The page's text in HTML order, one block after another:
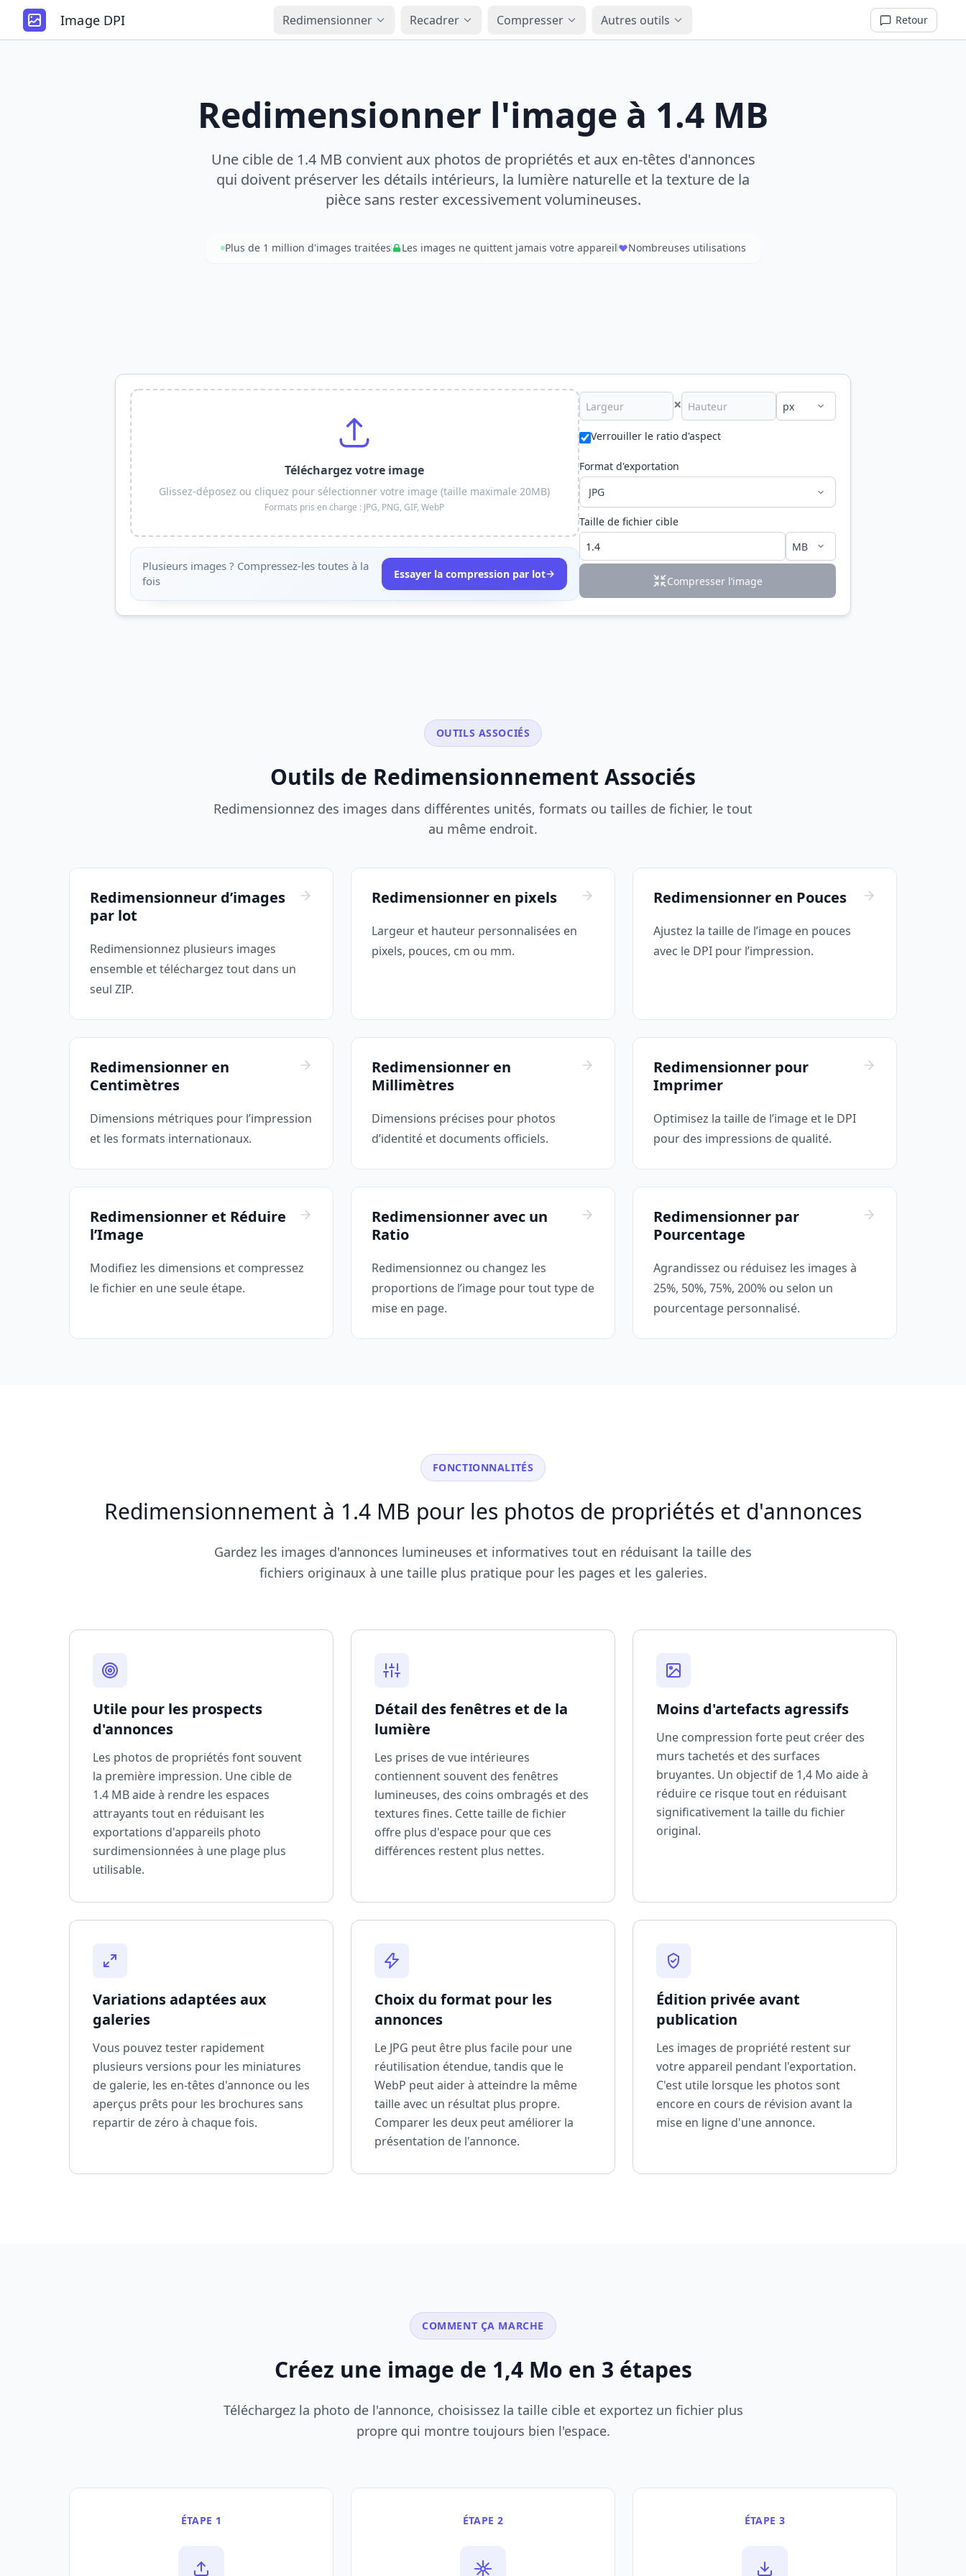
Image DPI Redimensionner Recadrer Compresser Autres outils Retour
Redimensionner l'image à 1.4 MB
Une cible de 1.4 MB convient aux photos de propriétés et aux en-têtes d'annonces
qui doivent préserver les détails intérieurs, la lumière naturelle et la texture de la
pièce sans rester excessivement volumineuses.
Plus de 1 million d'images traitées Les images ne quittent jamais votre appareil Nombreuses utilisations
Téléchargez votre image
Glissez-déposez ou cliquez pour sélectionner votre image (taille maximale 20MB)
Formats pris en charge : JPG, PNG, GIF, WebP
Plusieurs images ? Compressez-les toutes à la
fois
Essayer la compression par lot→
×
Verrouiller le ratio d'aspect
Format d'exportation
Taille de fichier cible
Compresser l’image
OUTILS ASSOCIÉS
Outils de Redimensionnement Associés
Redimensionnez des images dans différentes unités, formats ou tailles de fichier, le tout
au même endroit.
Redimensionneur d’images
par lot
Redimensionnez plusieurs images
ensemble et téléchargez tout dans un
seul ZIP.
Redimensionner en pixels
Largeur et hauteur personnalisées en
pixels, pouces, cm ou mm.
Redimensionner en Pouces
Ajustez la taille de l’image en pouces
avec le DPI pour l’impression.
Redimensionner en
Centimètres
Dimensions métriques pour l’impression
et les formats internationaux.
Redimensionner en
Millimètres
Dimensions précises pour photos
d’identité et documents officiels.
Redimensionner pour
Imprimer
Optimisez la taille de l’image et le DPI
pour des impressions de qualité.
Redimensionner et Réduire
l’Image
Modifiez les dimensions et compressez
le fichier en une seule étape.
Redimensionner avec un
Ratio
Redimensionnez ou changez les
proportions de l’image pour tout type de
mise en page.
Redimensionner par
Pourcentage
Agrandissez ou réduisez les images à
25%, 50%, 75%, 200% ou selon un
pourcentage personnalisé.
FONCTIONNALITÉS
Redimensionnement à 1.4 MB pour les photos de propriétés et d'annonces
Gardez les images d'annonces lumineuses et informatives tout en réduisant la taille des
fichiers originaux à une taille plus pratique pour les pages et les galeries.
Utile pour les prospects
d'annonces
Les photos de propriétés font souvent
la première impression. Une cible de
1.4 MB aide à rendre les espaces
attrayants tout en réduisant les
exportations d'appareils photo
surdimensionnées à une plage plus
utilisable.
Détail des fenêtres et de la
lumière
Les prises de vue intérieures
contiennent souvent des fenêtres
lumineuses, des coins ombragés et des
textures fines. Cette taille de fichier
offre plus d'espace pour que ces
différences restent plus nettes.
Moins d'artefacts agressifs
Une compression forte peut créer des
murs tachetés et des surfaces
bruyantes. Un objectif de 1,4 Mo aide à
réduire ce risque tout en réduisant
significativement la taille du fichier
original.
Variations adaptées aux
galeries
Vous pouvez tester rapidement
plusieurs versions pour les miniatures
de galerie, les en-têtes d'annonce ou les
aperçus prêts pour les brochures sans
repartir de zéro à chaque fois.
Choix du format pour les
annonces
Le JPG peut être plus facile pour une
réutilisation étendue, tandis que le
WebP peut aider à atteindre la même
taille avec un résultat plus propre.
Comparer les deux peut améliorer la
présentation de l'annonce.
Édition privée avant
publication
Les images de propriété restent sur
votre appareil pendant l'exportation.
C'est utile lorsque les photos sont
encore en cours de révision avant la
mise en ligne d'une annonce.
COMMENT ÇA MARCHE
Créez une image de 1,4 Mo en 3 étapes
Téléchargez la photo de l'annonce, choisissez la taille cible et exportez un fichier plus
propre qui montre toujours bien l'espace.
ÉTAPE 1 ÉTAPE 2 ÉTAPE 3